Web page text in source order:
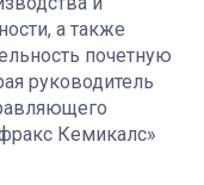
а также
почетную
руководитель
Кемикалс»